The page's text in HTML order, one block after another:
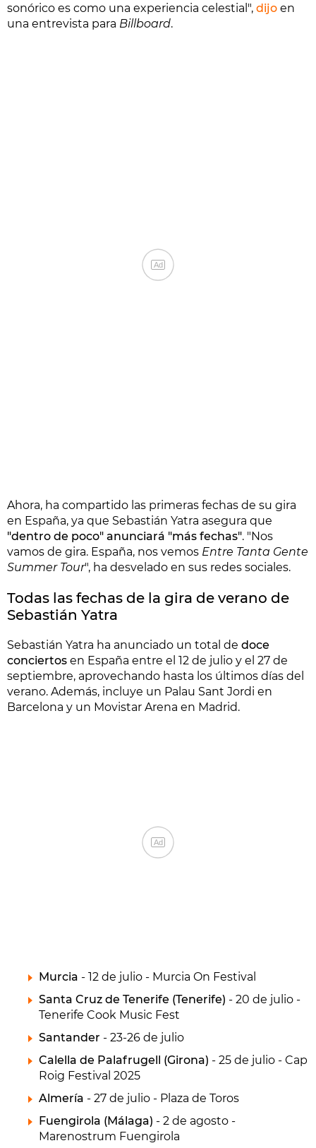
sonórico es como una experiencia celestial", dijo en
una entrevista para Billboard.
Ad
Ahora, ha compartido las primeras fechas de su gira
en España, ya que Sebastián Yatra asegura que
"dentro de poco" anunciará "más fechas". "Nos
vamos de gira. España, nos vemos Entre Tanta Gente
Summer Tour", ha desvelado en sus redes sociales.
Todas las fechas de la gira de verano de
Sebastián Yatra
Sebastián Yatra ha anunciado un total de doce
conciertos en España entre el 12 de julio y el 27 de
septiembre, aprovechando hasta los últimos días del
verano. Además, incluye un Palau Sant Jordi en
Barcelona y un Movistar Arena en Madrid.
Ad
Murcia - 12 de julio - Murcia On Festival
Santa Cruz de Tenerife (Tenerife) - 20 de julio -
Tenerife Cook Music Fest
Santander - 23-26 de julio
Calella de Palafrugell (Girona) - 25 de julio - Cap
Roig Festival 2025
Almería - 27 de julio - Plaza de Toros
Fuengirola (Málaga) - 2 de agosto -
Marenostrum Fuengirola